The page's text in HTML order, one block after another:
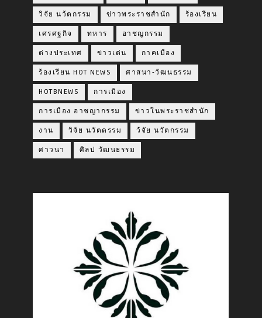
วิจัย นว้ตกรรม ข่าวพระราชสำนัก ร้องเรียน
เศรศฐกิจ ทหาร อาชญกรรม
ต่างประเทศ ข่าวเด่น กาคเมือง
ร้องเรียน HOT NEWS ศาสนา-วัฒนธรรม
HOTBNEWS การเมิอง
การเมือง อาชญากรรม ข่าวในพระราชสำนัก
งาน วิจัย นวัตดรรม ว้จัย นวัตกรรม
ศาวนา ศิลป วัฒนธรรม